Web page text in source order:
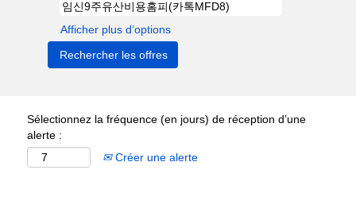
Afficher plus d’options
Sélectionnez la fréquence (en jours) de réception d’une
alerte :
Créer une alerte